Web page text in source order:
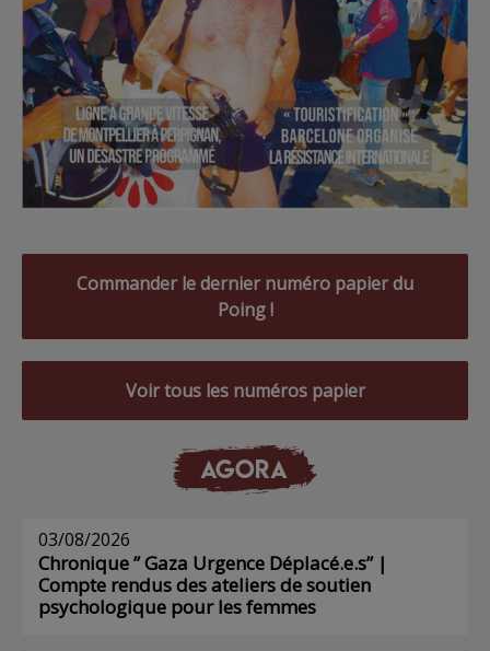
Commander le dernier numéro papier du
Poing !
Voir tous les numéros papier
AGORA
03/08/2026
Chronique ” Gaza Urgence Déplacé.e.s” |
Compte rendus des ateliers de soutien
psychologique pour les femmes